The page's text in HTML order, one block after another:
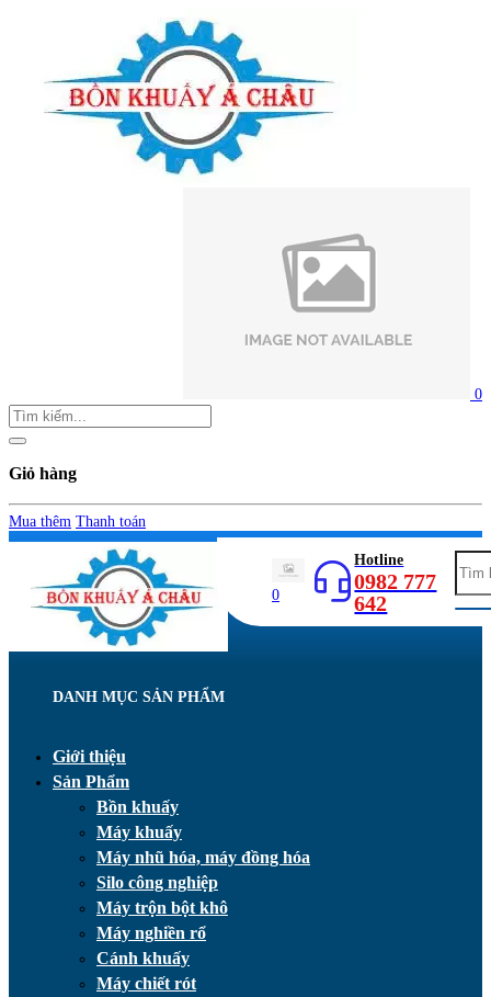
0
Giỏ hàng
Mua thêm Thanh toán
0
Hotline
0982 777
642
DANH MỤC SẢN PHẨM
Giới thiệu
Sản Phẩm
Bồn khuấy
Máy khuấy
Máy nhũ hóa, máy đồng hóa
Silo công nghiệp
Máy trộn bột khô
Máy nghiền rổ
Cánh khuấy
Máy chiết rót